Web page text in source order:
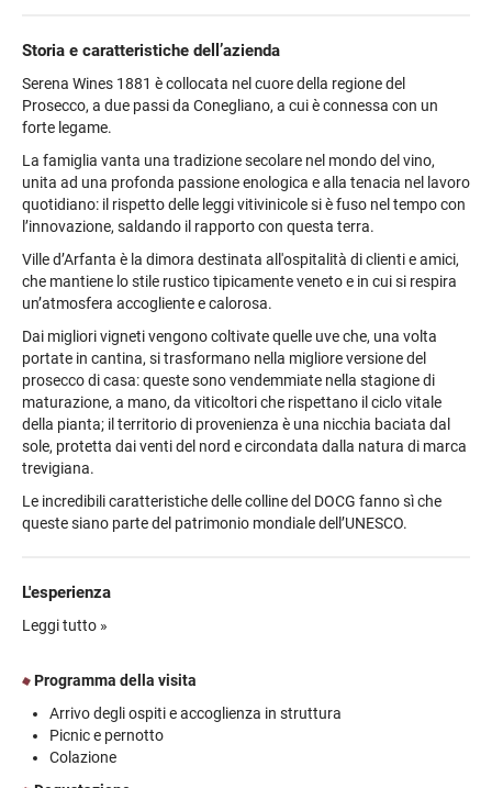
Storia e caratteristiche dell’azienda
Serena Wines 1881 è collocata nel cuore della regione del
Prosecco, a due passi da Conegliano, a cui è connessa con un
forte legame.
La famiglia vanta una tradizione secolare nel mondo del vino,
unita ad una profonda passione enologica e alla tenacia nel lavoro
quotidiano: il rispetto delle leggi vitivinicole si è fuso nel tempo con
l’innovazione, saldando il rapporto con questa terra.
Ville d’Arfanta è la dimora destinata all'ospitalità di clienti e amici,
che mantiene lo stile rustico tipicamente veneto e in cui si respira
un’atmosfera accogliente e calorosa.
Dai migliori vigneti vengono coltivate quelle uve che, una volta
portate in cantina, si trasformano nella migliore versione del
prosecco di casa: queste sono vendemmiate nella stagione di
maturazione, a mano, da viticoltori che rispettano il ciclo vitale
della pianta; il territorio di provenienza è una nicchia baciata dal
sole, protetta dai venti del nord e circondata dalla natura di marca
trevigiana.
Le incredibili caratteristiche delle colline del DOCG fanno sì che
queste siano parte del patrimonio mondiale dell’UNESCO.
L'esperienza
Al vostro arrivo lo staff vi illustrerà la stanza che vi accoglierà per il
eccellenze enogastronomiche del territorio come formaggi e
salumi, con lo sguardo volto verso un romantico tramonto; vi sarà
consegnato anche un grazioso cestino in vimini con all'interno i
Leggi tutto »
Programma della visita
Arrivo degli ospiti e accoglienza in struttura
Picnic e pernotto
Colazione